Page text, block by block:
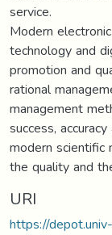
service.
Modern
technology and
promotion and
rational
management
success,
modern scientific
the quality and
URI
https://